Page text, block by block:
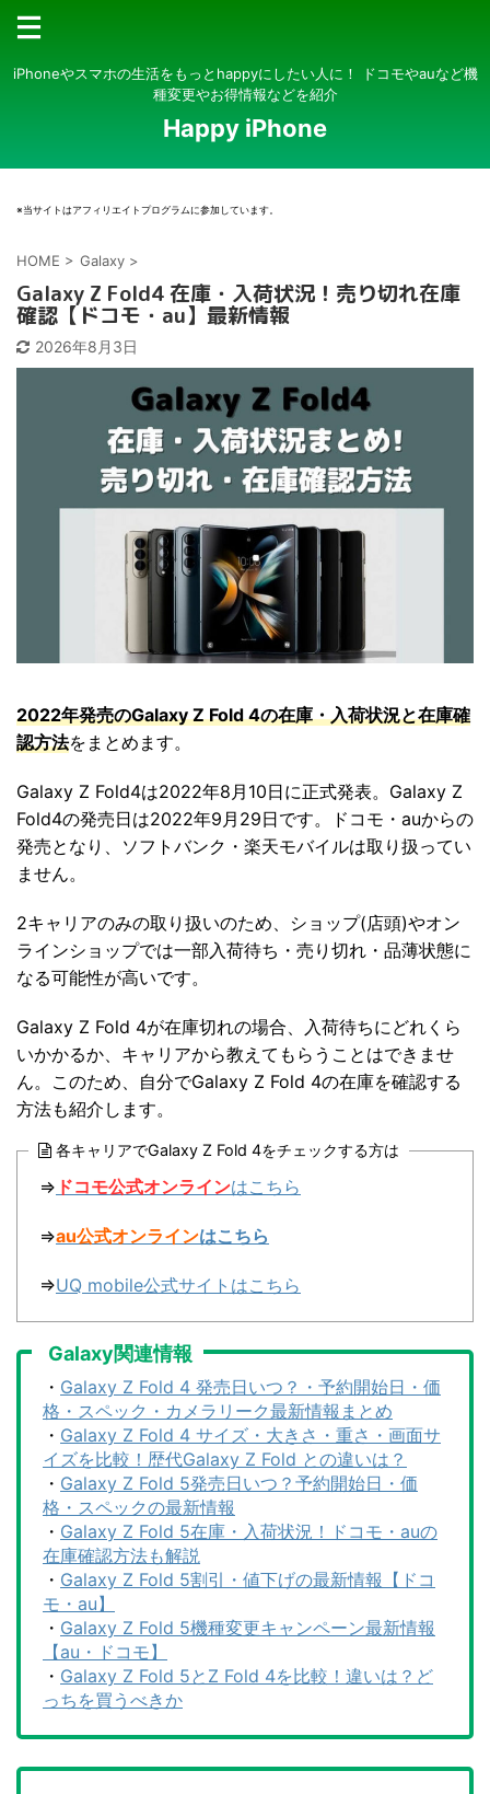
iPhoneやスマホの生活をもっとhappyにしたい人に！ ドコモやauなど機
種変更やお得情報などを紹介
Happy iPhone
※当サイトはアフィリエイトプログラムに参加しています。
HOME > Galaxy >
Galaxy Z Fold4 在庫・入荷状況！売り切れ在庫
確認【ドコモ・au】最新情報
2026年8月3日
2022年発売のGalaxy Z Fold 4の在庫・入荷状況と在庫確
認方法をまとめます。
Galaxy Z Fold4は2022年8月10日に正式発表。Galaxy Z
Fold4の発売日は2022年9月29日です。ドコモ・auからの
発売となり、ソフトバンク・楽天モバイルは取り扱ってい
ません。
2キャリアのみの取り扱いのため、ショップ(店頭)やオン
ラインショップでは一部入荷待ち・売り切れ・品薄状態に
なる可能性が高いです。
Galaxy Z Fold 4が在庫切れの場合、入荷待ちにどれくら
いかかるか、キャリアから教えてもらうことはできませ
ん。このため、自分でGalaxy Z Fold 4の在庫を確認する
方法も紹介します。
各キャリアでGalaxy Z Fold 4をチェックする方は
⇒ ドコモ公式オンラインはこちら
⇒au公式オンラインはこちら
⇒UQ mobile公式サイトはこちら
Galaxy関連情報
・ Galaxy Z Fold 4 発売日いつ？・予約開始日・価
格・スペック・カメラリーク最新情報まとめ
・ Galaxy Z Fold 4 サイズ・大きさ・重さ・画面サ
イズを比較！歴代Galaxy Z Fold との違いは？
・ Galaxy Z Fold 5発売日いつ？予約開始日・価
格・スペックの最新情報
・ Galaxy Z Fold 5在庫・入荷状況！ドコモ・auの
在庫確認方法も解説
・ Galaxy Z Fold 5割引・値下げの最新情報【ドコ
モ・au】
・ Galaxy Z Fold 5機種変更キャンペーン最新情報
【au・ドコモ】
・ Galaxy Z Fold 5とZ Fold 4を比較！違いは？ど
っちを買うべきか